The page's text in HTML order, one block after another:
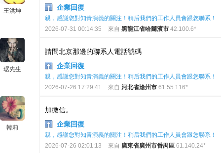
王洪坤
企業回復
親，感謝您對知青演義的關注！稍后我們的工作人員會跟您聯系！
2026-07-31 00:14:35
來自 黑龍江省哈爾濱市 42.100.6*
琚先生
請問北京那邊的聯系人電話號碼
企業回復
親，感謝您對知青演義的關注！稍后我們的工作人員會跟您聯系！
2026-07-26 17:29:41
來自 河北省滄州市 61.55.116*
韓莉
加微信。
企業回復
親，感謝您對知青演義的關注！稍后我們的工作人員會跟您聯系！
2026-07-26 02:01:13
來自 廣東省廣州市番禺區 61.140.24*